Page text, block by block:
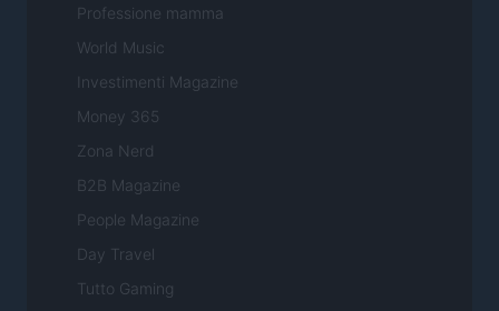
Professione mamma
World Music
Investimenti Magazine
Money 365
Zona Nerd
B2B Magazine
People Magazine
Day Travel
Tutto Gaming